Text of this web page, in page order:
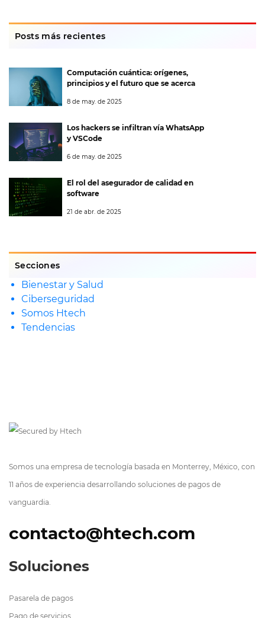
Posts más recientes
Computación cuántica: orígenes,
principios y el futuro que se acerca
8 de may. de 2025
Los hackers se infiltran vía WhatsApp
y VSCode
6 de may. de 2025
El rol del asegurador de calidad en
software
21 de abr. de 2025
Secciones
Bienestar y Salud
Ciberseguridad
Somos Htech
Tendencias
Somos una empresa de tecnología basada en Monterrey, México, con
11 años de experiencia desarrollando soluciones de pagos de
vanguardia.
contacto@htech.com
Soluciones
Pasarela de pagos
Pago de servicios